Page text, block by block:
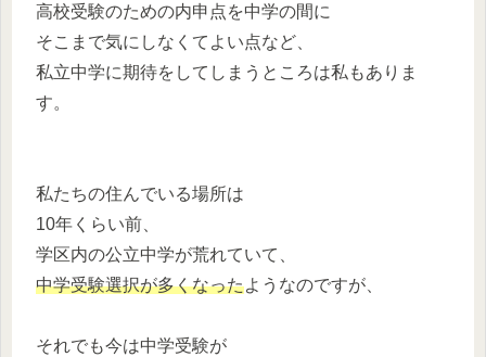
高校受験のための内申点を中学の間に
そこまで気にしなくてよい点など、
私立中学に期待をしてしまうところは私もありま
す。
私たちの住んでいる場所は
10年くらい前、
学区内の公立中学が荒れていて、
中学受験選択が多くなったようなのですが、
それでも今は中学受験が